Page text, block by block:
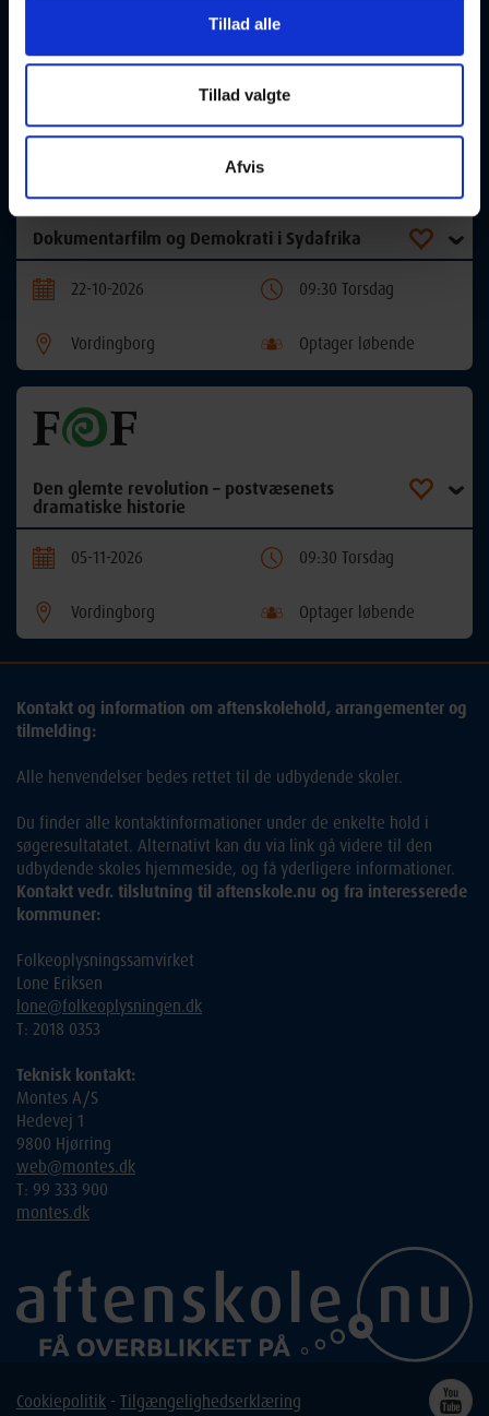
Tillad alle
Tillad valgte
Afvis
Dokumentarfilm og Demokrati i Sydafrika
22-10-2026 09:30 Torsdag
Vordingborg Optager løbende
Den glemte revolution – postvæsenets
dramatiske historie
05-11-2026 09:30 Torsdag
Vordingborg Optager løbende
Kontakt og information om aftenskolehold, arrangementer og
tilmelding:
Alle henvendelser bedes rettet til de udbydende skoler.
Du finder alle kontaktinformationer under de enkelte hold i
søgeresultatatet. Alternativt kan du via link gå videre til den
udbydende skoles hjemmeside, og få yderligere informationer.
Kontakt vedr. tilslutning til aftenskole.nu og fra interesserede
kommuner:
Folkeoplysningssamvirket
Lone Eriksen
lone@folkeoplysningen.dk
T: 2018 0353
Teknisk kontakt:
Montes A/S
Hedevej 1
9800 Hjørring
web@montes.dk
T: 99 333 900
montes.dk
Cookiepolitik - Tilgængelighedserklæring